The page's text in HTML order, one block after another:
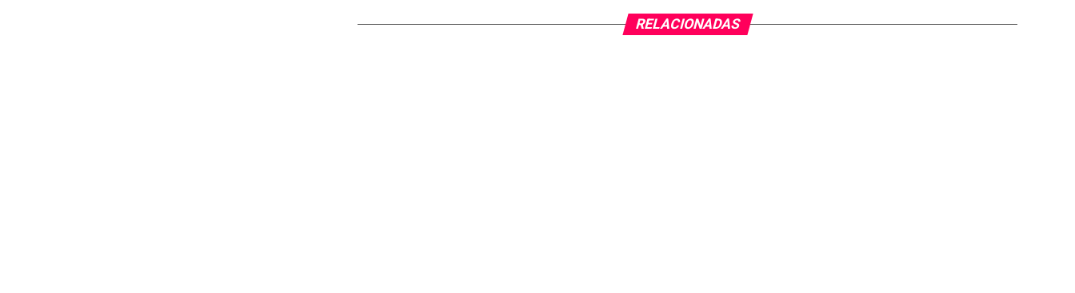
RELACIONADAS